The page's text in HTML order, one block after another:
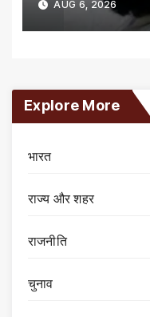
AUG 6, 2026
Explore More
भारत
राज्य और शहर
राजनीति
चुनाव